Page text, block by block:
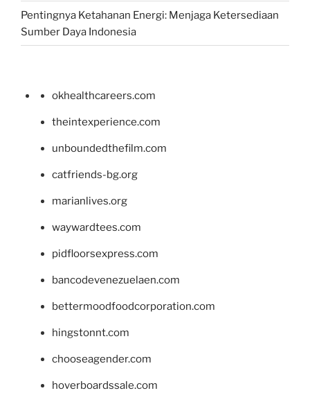
Pentingnya Ketahanan Energi: Menjaga Ketersediaan
Sumber Daya Indonesia
okhealthcareers.com
theintexperience.com
unboundedthefilm.com
catfriends-bg.org
marianlives.org
waywardtees.com
pidfloorsexpress.com
bancodevenezuelaen.com
bettermoodfoodcorporation.com
hingstonnt.com
chooseagender.com
hoverboardssale.com